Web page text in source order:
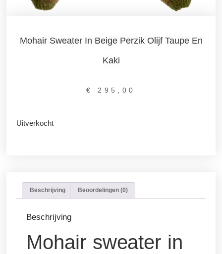
Mohair Sweater In Beige Perzik Olijf Taupe En
Kaki
€ 295,00
Uitverkocht
Beschrijving Beoordelingen (0)
Beschrijving
Mohair sweater in